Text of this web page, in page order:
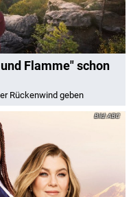
Flamme" schon
Rückenwind geben
ABC